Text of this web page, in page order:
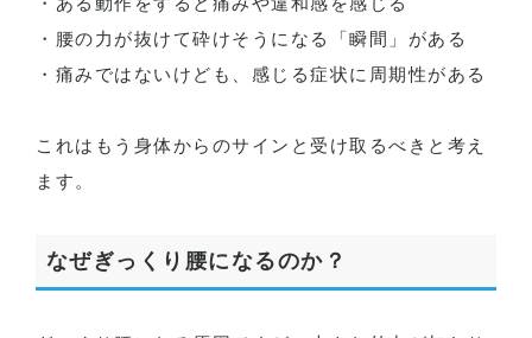
・腰の力が抜けて砕けそうになる「瞬間」がある
・痛みではないけども、感じる症状に周期性がある
これはもう身体からのサインと受け取るべきと考え
ます。
なぜぎっくり腰になるのか？